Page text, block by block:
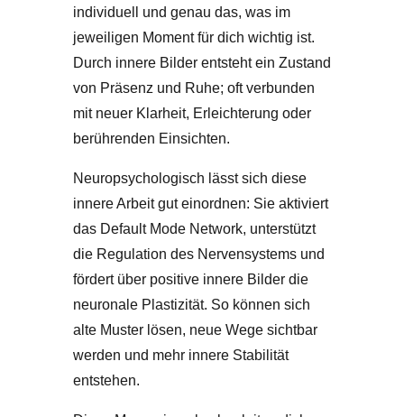
individuell und genau das, was im
jeweiligen Moment für dich wichtig ist.
Durch innere Bilder entsteht ein Zustand
von Präsenz und Ruhe; oft verbunden
mit neuer Klarheit, Erleichterung oder
berührenden Einsichten.
Neuropsychologisch lässt sich diese
innere Arbeit gut einordnen: Sie aktiviert
das Default Mode Network, unterstützt
die Regulation des Nervensystems und
fördert über positive innere Bilder die
neuronale Plastizität. So können sich
alte Muster lösen, neue Wege sichtbar
werden und mehr innere Stabilität
entstehen.